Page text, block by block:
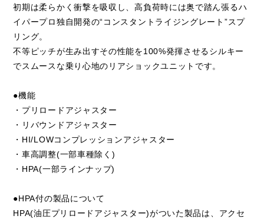
初期は柔らかく衝撃を吸収し、高負荷時には奥で踏ん張るハ
イパープロ独自開発の“コンスタントライジングレート”スプ
リング。
不等ピッチが生み出すその性能を100%発揮させるシルキー
でスムースな乗り心地のリアショックユニットです。
●機能
・プリロードアジャスター
・リバウンドアジャスター
・HI/LOWコンプレッションアジャスター
・車高調整(一部車種除く)
・HPA(一部ラインナップ)
●HPA付の製品について
HPA(油圧プリロードアジャスター)がついた製品は、アクセ